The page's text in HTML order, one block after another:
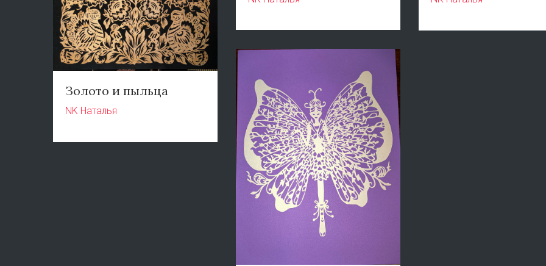
Золото и пыльца
NK Наталья